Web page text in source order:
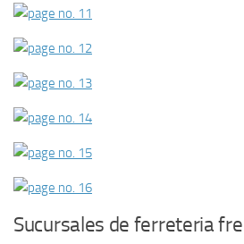
Sucursales de ferreteria